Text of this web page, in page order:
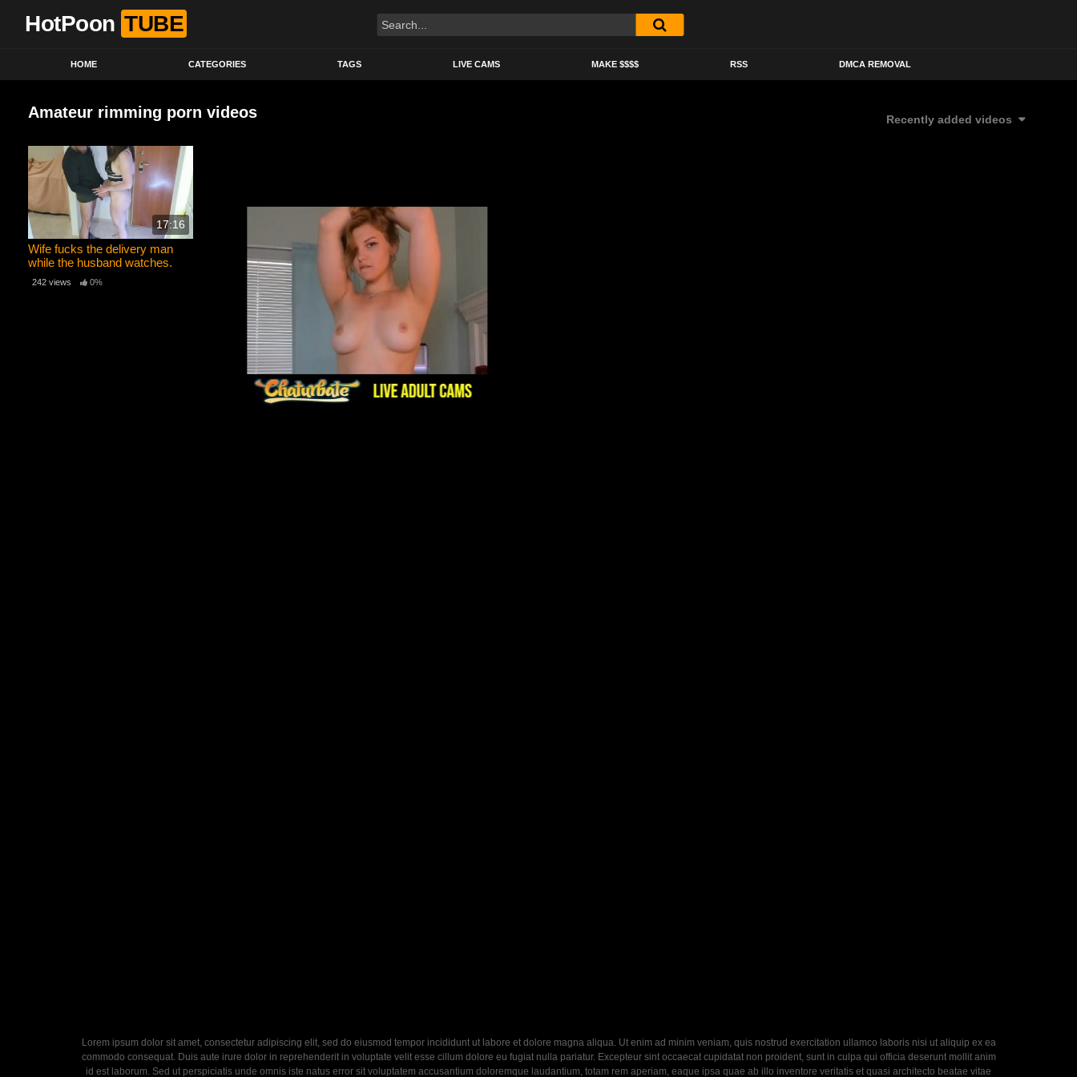
HotPoon TUBE
HOME CATEGORIES TAGS LIVE CAMS MAKE $$$$ RSS DMCA REMOVAL
Amateur rimming porn videos Recently added videos
17:16
Wife fucks the delivery man
while the husband watches.
Cuckold fucks after
242 views 0%
Lorem ipsum dolor sit amet, consectetur adipiscing elit, sed do eiusmod tempor incididunt ut labore et dolore magna aliqua. Ut enim ad minim veniam, quis nostrud exercitation ullamco laboris nisi ut aliquip ex ea
commodo consequat. Duis aute irure dolor in reprehenderit in voluptate velit esse cillum dolore eu fugiat nulla pariatur. Excepteur sint occaecat cupidatat non proident, sunt in culpa qui officia deserunt mollit anim
id est laborum. Sed ut perspiciatis unde omnis iste natus error sit voluptatem accusantium doloremque laudantium, totam rem aperiam, eaque ipsa quae ab illo inventore veritatis et quasi architecto beatae vitae